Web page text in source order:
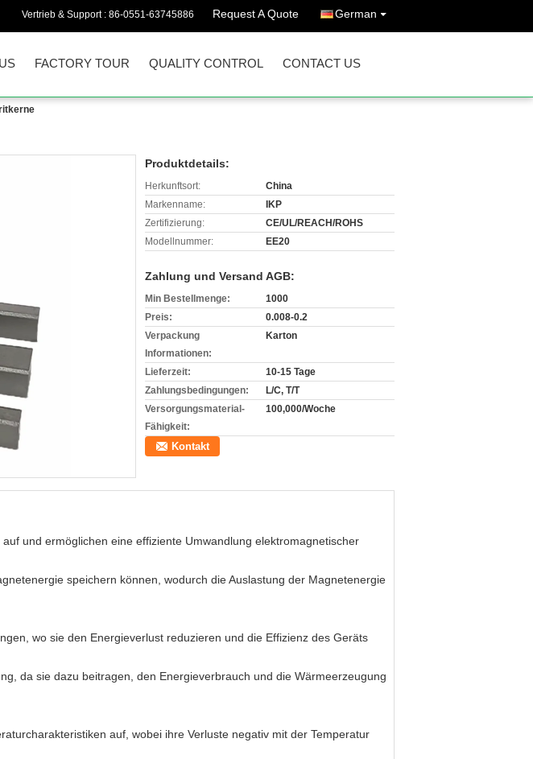
Vertrieb & Support : 86-0551-63745886 Request A Quote German
FACTORY TOUR QUALITY CONTROL CONTACT US
Produktdetails:
Herkunftsort:
China
Markenname:
IKP
Zertifizierung:
CE/UL/REACH/ROHS
Modellnummer:
EE20
Zahlung und Versand AGB:
Min Bestellmenge:
1000
Preis:
0.008-0.2
Verpackung
Informationen:
Karton
Lieferzeit:
10-15 Tage
Zahlungsbedingungen:
L/C, T/T
Versorgungsmaterial-
Fähigkeit:
100,000/Woche
Kontakt
und ermöglichen eine effiziente Umwandlung elektromagnetischer
speichern können, wodurch die Auslastung der Magnetenergie
wo sie den Energieverlust reduzieren und die Effizienz des Geräts
da sie dazu beitragen, den Energieverbrauch und die Wärmeerzeugung
auf, wobei ihre Verluste negativ mit der Temperatur